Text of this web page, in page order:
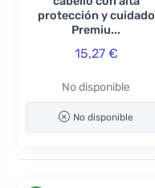
protección y cuidado
Premiu...
15,27 €
No disponible
No disponible